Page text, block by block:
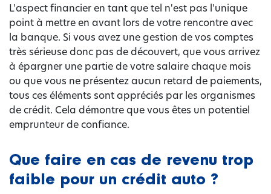
L'aspect financier en tant que tel n'est pas l'unique
point à mettre en avant lors de votre rencontre avec
la banque. Si vous avez une gestion de vos comptes
très sérieuse donc pas de découvert, que vous arrivez
à épargner une partie de votre salaire chaque mois
ou que vous ne présentez aucun retard de paiements,
tous ces éléments sont appréciés par les organismes
de crédit. Cela démontre que vous êtes un potentiel
emprunteur de confiance.
Que faire en cas de revenu trop
faible pour un crédit auto ?